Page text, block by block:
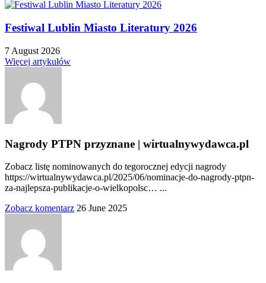
Festiwal Lublin Miasto Literatury 2026
7 August 2026
Więcej artykułów
Nagrody PTPN przyznane | wirtualnywydawca.pl
Zobacz listę nominowanych do tegorocznej edycji nagrody
https://wirtualnywydawca.pl/2025/06/nominacje-do-nagrody-ptpn-
za-najlepsza-publikacje-o-wielkopolsc… ...
Zobacz komentarz 26 June 2025